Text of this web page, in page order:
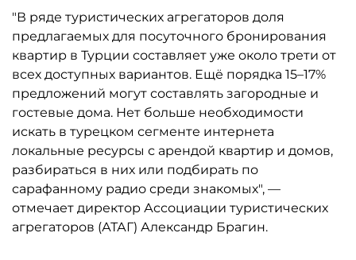
"В ряде туристических агрегаторов доля
предлагаемых для посуточного бронирования
квартир в Турции составляет уже около трети от
всех доступных вариантов. Ещё порядка 15–17%
предложений могут составлять загородные и
гостевые дома. Нет больше необходимости
искать в турецком сегменте интернета
локальные ресурсы с арендой квартир и домов,
разбираться в них или подбирать по
сарафанному радио среди знакомых", —
отмечает директор Ассоциации туристических
агрегаторов (АТАГ) Александр Брагин.